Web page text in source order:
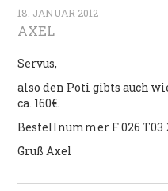
18. JANUAR 2012
AXEL
Servus,
also den Poti gibts auch
ca. 160€.
Bestellnummer F 026 T03
Gruß Axel